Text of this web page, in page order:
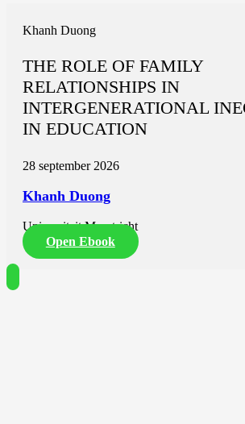
Khanh Duong
THE ROLE OF FAMILY
RELATIONSHIPS IN
INTERGENERATIONAL
IN EDUCATION
28 september 2026
Khanh Duong
Universiteit Maastricht
Open Ebook